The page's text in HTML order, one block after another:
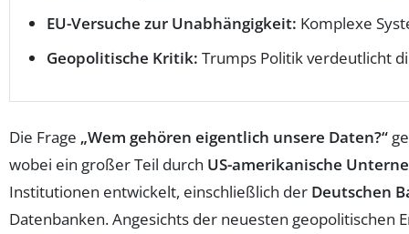
EU-Versuche zur Unabhängigkeit: Komplexe
Geopolitische Kritik: Trumps Politik verdeutlicht
Die Frage „Wem gehören eigentlich unsere Daten?“
wobei ein großer Teil durch US-amerikanische
Institutionen entwickelt, einschließlich der Deutschen
Datenbanken. Angesichts der neuesten geopolitischen